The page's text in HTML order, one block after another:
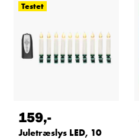
Testet
159,-
Juletræslys LED, 10